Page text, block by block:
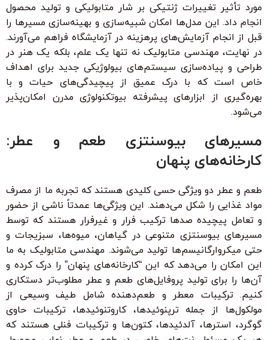
مورد تأثیر تغییرات ژنتیکی بر شار متابولیکی و تولید محصول
انجام داد. این مدل‌ها امکان شبیه‌سازی و بهینه‌سازی مسیرها را
قبل از انجام آزمایش‌های پرهزینه در آزمایشگاه فراهم می‌آورند.
در نهایت، مهندسی متابولیک نه تنها یک علم، بلکه یک هنر در
طراحی و پیاده‌سازی سیستم‌های بیولوژیکی جدید برای اهداف
خاص است که با درک عمیق از پیچیدگی‌های حیات و با
بهره‌گیری از ابزارهای پیشرفته بیوتکنولوژی مدرن امکان‌پذیر
می‌شود.
مسیرهای بیوسنتزی طعم و عطر:
کارخانه‌های پنهان
طعم و عطر دو ویژگی حسی کلیدی هستند که تجربه ما از مصرف
مواد غذایی را شکل می‌دهند. این ویژگی‌ها عمدتاً ناشی از حضور
و تعامل پیچیده صدها ترکیب فرار و غیرفرار هستند که توسط
مسیرهای بیوسنتزی متنوعی در گیاهان، میوه‌ها، سبزیجات و
حتی میکروارگانیسم‌ها تولید می‌شوند. مهندسی متابولیک به ما
این امکان را می‌دهد که این “کارخانه‌های پنهان” را درک کرده و
آن‌ها را برای تولید پروفایل‌های طعم و عطر مطلوب‌تر دستکاری
کنیم. ترکیبات معطر و طعم‌دهنده شامل طیف وسیعی از
مولکول‌ها از جمله ترپنوئیدها، کاروتنوئیدها، ترکیبات حاوی
گوگرد، استرها، آلدئیدها، کتون‌ها و ترکیبات فنلی هستند که